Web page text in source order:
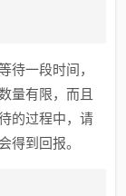
待一段时间，
量有限，而且
的过程中，请
得到回报。